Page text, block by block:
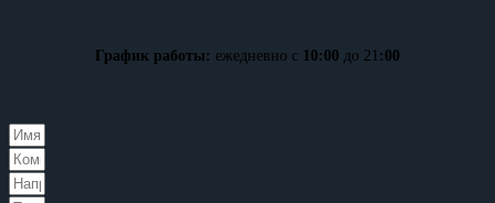
График работы: ежедневно с 10:00 до 21 :00